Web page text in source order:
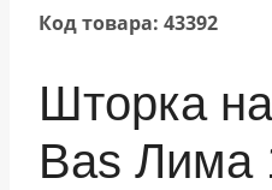
Код товара: 43392
Шторка
Bas Лима